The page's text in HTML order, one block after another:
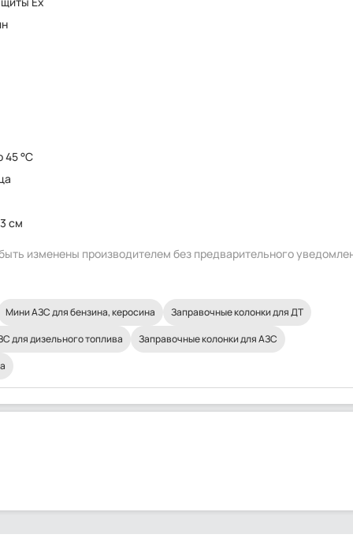
45 °C
см
изменены производителем без предварительного
Мини АЗС для бензина, керосина
Заправочные колонки для ДТ
для дизельного топлива
Заправочные колонки для АЗС